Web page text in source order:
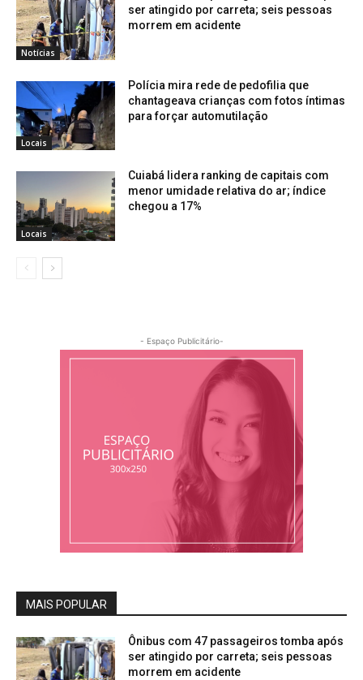
Notícias
ser atingido por carreta; seis pessoas
morrem em acidente
Locais
Polícia mira rede de pedofilia que
chantageava crianças com fotos íntimas
para forçar automutilação
Locais
Cuiabá lidera ranking de capitais com
menor umidade relativa do ar; índice
chegou a 17%
- Espaço Publicitário-
MAIS POPULAR
Ônibus com 47 passageiros tomba após
ser atingido por carreta; seis pessoas
morrem em acidente